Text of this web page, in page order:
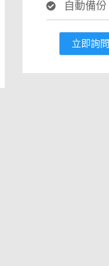
自動備份
立即詢問